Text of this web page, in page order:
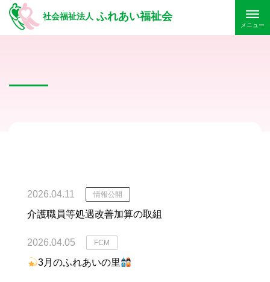
社会福祉法人 ふれあい福祉会
メニュー
2026.04.11 情報公開
介護職員等処遇改善加算の取組
2026.04.05 FCM
3月のふれあいの里